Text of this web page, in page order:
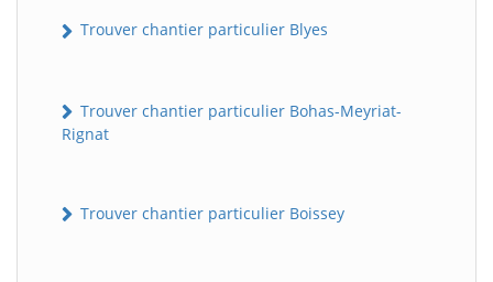
Trouver chantier particulier Blyes
Trouver chantier particulier Bohas-Meyriat-
Rignat
Trouver chantier particulier Boissey